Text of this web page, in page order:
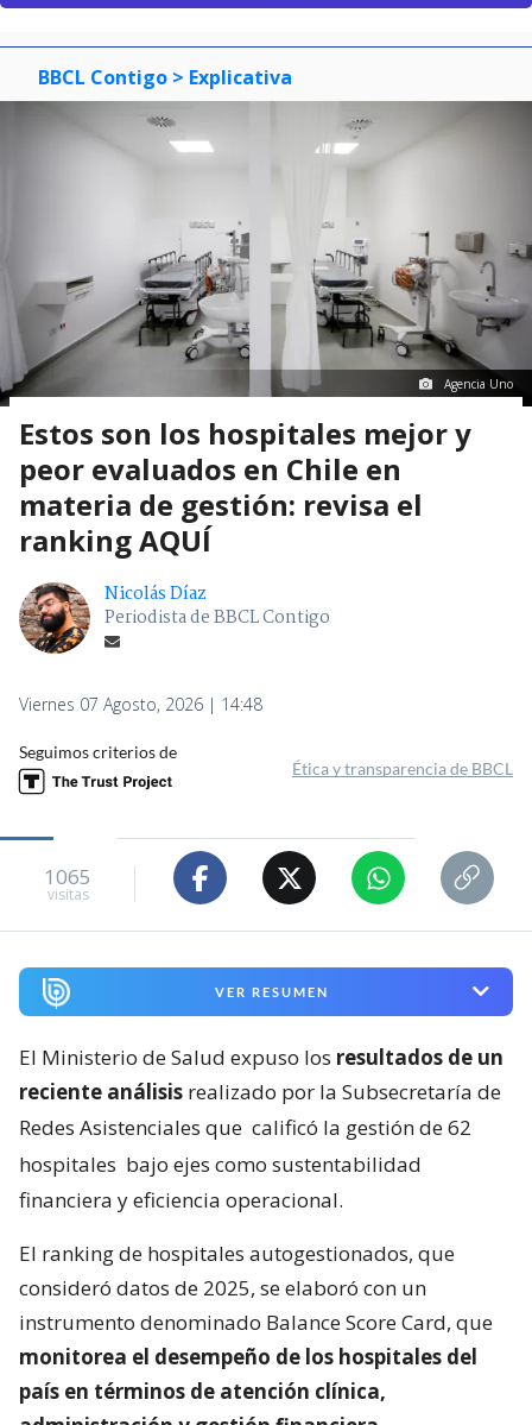
BBCL Contigo > Explicativa
Agencia Uno
Estos son los hospitales mejor y
peor evaluados en Chile en
materia de gestión: revisa el
ranking AQUÍ
Nicolás Díaz
Periodista de BBCL Contigo
Viernes 07 Agosto, 2026 | 14:48
Seguimos criterios de
Ética y transparencia de BBCL
1065
visitas
VER RESUMEN
El Ministerio de Salud expuso los resultados de un
reciente análisis realizado por la Subsecretaría de
Redes Asistenciales que calificó la gestión de 62
hospitales bajo ejes como sustentabilidad
financiera y eficiencia operacional.
El ranking de hospitales autogestionados, que
consideró datos de 2025, se elaboró con un
instrumento denominado Balance Score Card, que
monitorea el desempeño de los hospitales del
país en términos de atención clínica,